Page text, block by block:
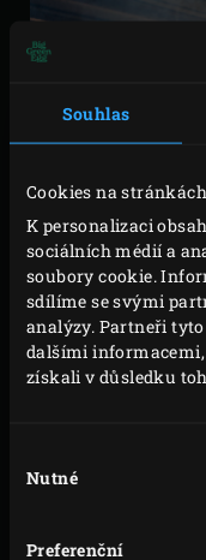
Souhlas
Cookies na
K personalizaci
sociálních médií a
soubory cookie.
sdílíme se svými
analýzy. Partneři
dalšími
získali v důsledku
souhlasu
Nutné
Preferenční